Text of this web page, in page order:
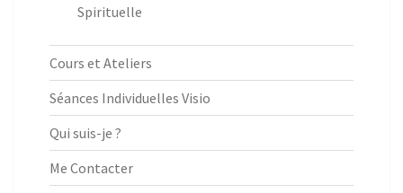
Spirituelle
Cours et Ateliers
Séances Individuelles Visio
Qui suis-je ?
Me Contacter